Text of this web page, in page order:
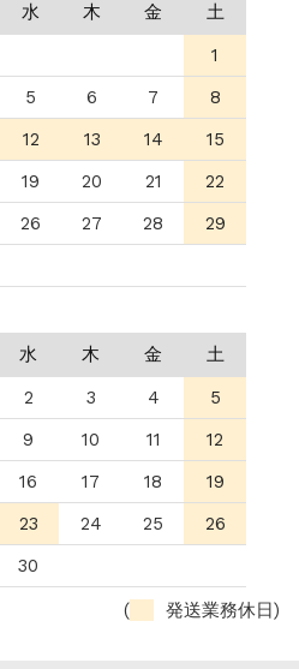
水 木 金
土
1
5 6 7
8
12 13 14
15
19 20 21
22
26 27 28
29
水 木 金
土
2 3 4
5
9 10 11
12
16 17 18
19
23 24 25
26
30
( 発送業務休日)